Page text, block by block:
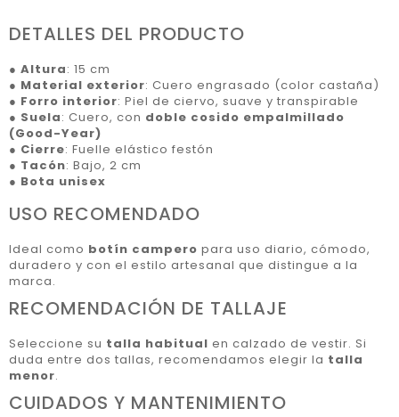
DETALLES DEL PRODUCTO
● Altura: 15 cm
● Material exterior: Cuero engrasado (color castaña)
● Forro interior: Piel de ciervo, suave y transpirable
● Suela: Cuero, con doble cosido empalmillado
(Good-Year)
● Cierre: Fuelle elástico festón
● Tacón: Bajo, 2 cm
● Bota unisex
USO RECOMENDADO
Ideal como botín campero para uso diario, cómodo,
duradero y con el estilo artesanal que distingue a la
marca.
RECOMENDACIÓN DE TALLAJE
Seleccione su talla habitual en calzado de vestir. Si
duda entre dos tallas, recomendamos elegir la talla
menor.
CUIDADOS Y MANTENIMIENTO